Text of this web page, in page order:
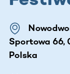
Sportowa 66,
Polska